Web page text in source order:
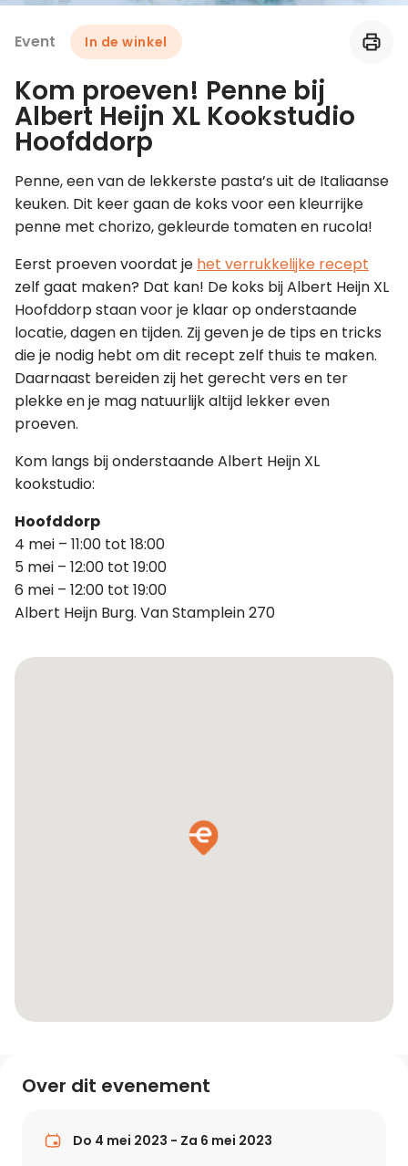
Leer koken als een chef
Kooktips & blogs
Event In de winkel
Kom proeven! Penne bij
Albert Heijn XL Kookstudio
Hoofddorp
Penne, een van de lekkerste pasta’s uit de Italiaanse
keuken. Dit keer gaan de koks voor een kleurrijke
penne met chorizo, gekleurde tomaten en rucola!
Eerst proeven voordat je het verrukkelijke recept
zelf gaat maken? Dat kan! De koks bij Albert Heijn XL
Hoofddorp staan voor je klaar op onderstaande
locatie, dagen en tijden. Zij geven je de tips en tricks
die je nodig hebt om dit recept zelf thuis te maken.
Daarnaast bereiden zij het gerecht vers en ter
plekke en je mag natuurlijk altijd lekker even
proeven.
Kom langs bij onderstaande Albert Heijn XL
kookstudio:
Hoofddorp
4 mei – 11:00 tot 18:00
5 mei – 12:00 tot 19:00
6 mei – 12:00 tot 19:00
Albert Heijn Burg. Van Stamplein 270
Over dit evenement
Do 4 mei 2023 - Za 6 mei 2023